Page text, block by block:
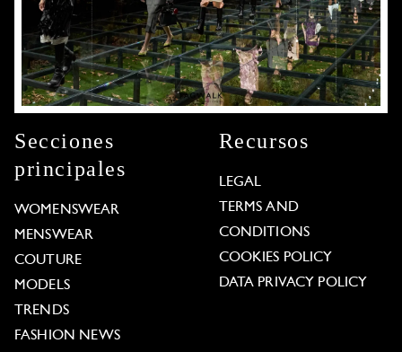
Secciones
principales
WOMENSWEAR
MENSWEAR
COUTURE
MODELS
TRENDS
FASHION NEWS
Recursos
LEGAL
TERMS AND
CONDITIONS
COOKIES POLICY
DATA PRIVACY POLICY